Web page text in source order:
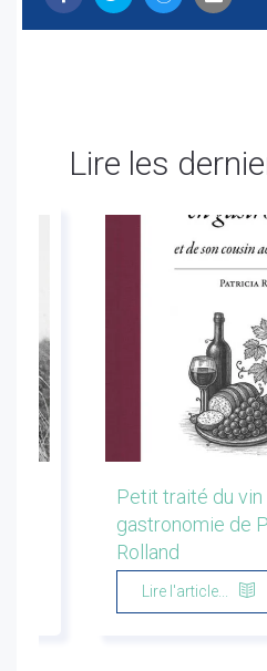
Lire les
Petit traité du vin
gastronomie de
Rolland
Lire l'article...